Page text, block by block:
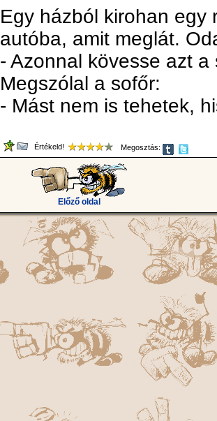
Egy házból kirohan egy
autóba, amit meglát.
- Azonnal kövesse azt
Megszólal a sofőr:
- Mást nem is tehetek,
Értékeld! Megosztás:
Előző oldal